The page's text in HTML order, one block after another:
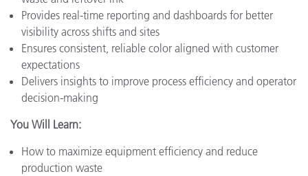
Provides real-time reporting and dashboards for better
visibility across shifts and sites
Ensures consistent, reliable color aligned with customer
expectations
Delivers insights to improve process efficiency and operator
decision-making
You Will Learn:
How to maximize equipment efficiency and reduce
production waste